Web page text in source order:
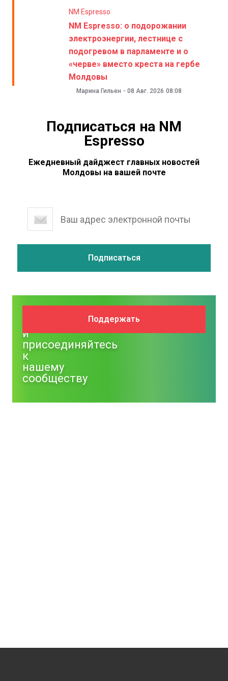
NM Espresso
NM Espresso: о подорожании
электроэнергии, лестнице с
подогревом в парламенте и о
«черве» вместо креста на гербе
Молдовы
Марина Гильен - 08 Авг. 2026 08:08
Подписаться на NM
Espresso
Ежедневный дайджест главных новостей
Молдовы на вашей почте
и
присоединяйтесь
к
нашему
сообществу
Поддержать